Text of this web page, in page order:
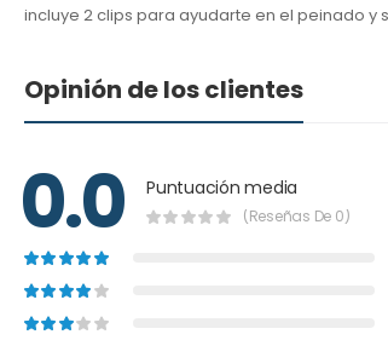
incluye 2 clips para ayudarte en el peinado
Opinión de los clientes
0.0 Puntuación media
(Reseñas De 0)